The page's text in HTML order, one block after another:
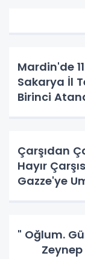
Mardin'de
Sakarya İl
Birinci
Çarşıdan
Hayır
Gazze'ye
" Oğlum.
Zeynep